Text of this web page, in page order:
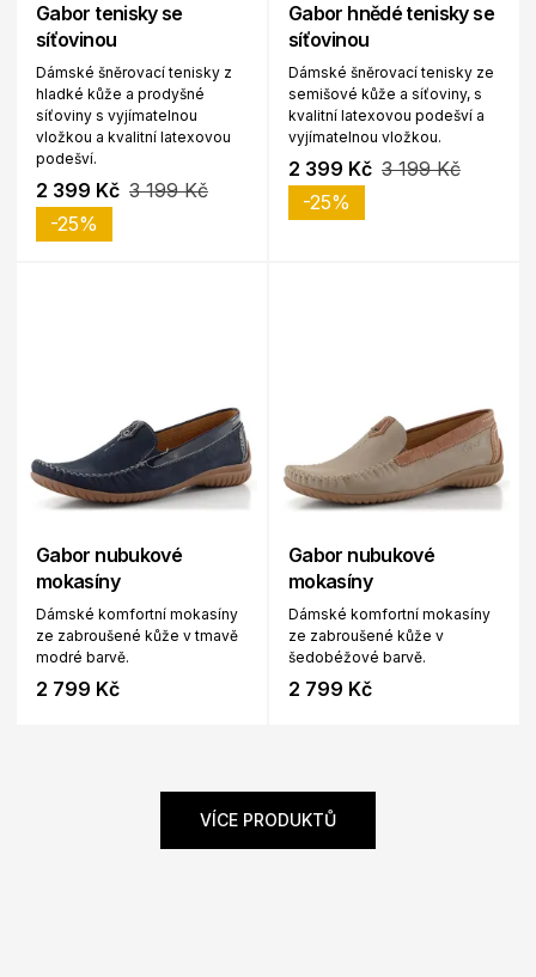
Gabor tenisky se
síťovinou
Dámské šněrovací tenisky z
hladké kůže a prodyšné
síťoviny s vyjímatelnou
vložkou a kvalitní latexovou
podešví.
2 399 Kč 3 199 Kč
-25%
Gabor hnědé tenisky se
síťovinou
Dámské šněrovací tenisky ze
semišové kůže a síťoviny, s
kvalitní latexovou podešví a
vyjímatelnou vložkou.
2 399 Kč 3 199 Kč
-25%
Gabor nubukové
mokasíny
Dámské komfortní mokasíny
ze zabroušené kůže v tmavě
modré barvě.
2 799 Kč
Gabor nubukové
mokasíny
Dámské komfortní mokasíny
ze zabroušené kůže v
šedobéžové barvě.
2 799 Kč
VÍCE PRODUKTŮ